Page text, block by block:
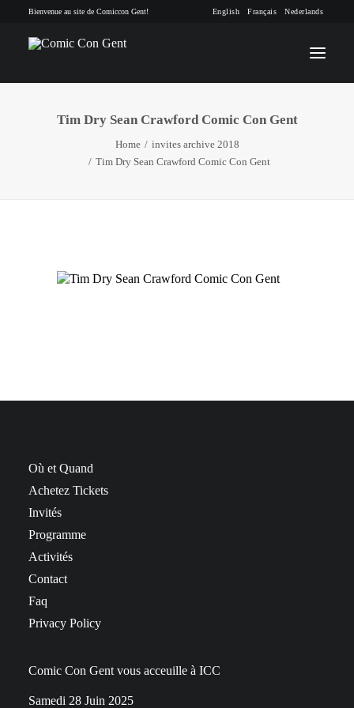
Bienvenue au site de Comiccon Gent! English Français Nederlands
INFO
PROGRAMME
CONTACTEZ
Tim Dry Sean Crawford Comic Con Gent
Home
invites archive 2018
Tim Dry Sean Crawford Comic Con Gent
Où et Quand
Achetez Tickets
Invités
Programme
Activités
Contact
Faq
Privacy Policy
Comic Con Gent vous acceuille à ICC
Samedi 28 Juin 2025